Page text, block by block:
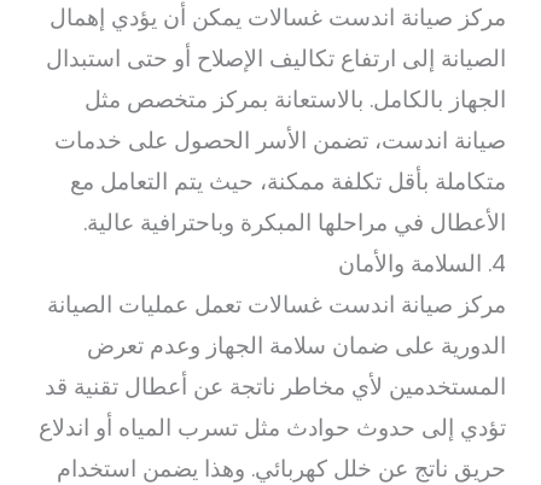
مركز صيانة اندست غسالات يمكن أن يؤدي إهمال
الصيانة إلى ارتفاع تكاليف الإصلاح أو حتى استبدال
الجهاز بالكامل. بالاستعانة بمركز متخصص مثل
صيانة اندست، تضمن الأسر الحصول على خدمات
متكاملة بأقل تكلفة ممكنة، حيث يتم التعامل مع
الأعطال في مراحلها المبكرة وباحترافية عالية.
4. السلامة والأمان
مركز صيانة اندست غسالات تعمل عمليات الصيانة
الدورية على ضمان سلامة الجهاز وعدم تعرض
المستخدمين لأي مخاطر ناتجة عن أعطال تقنية قد
تؤدي إلى حدوث حوادث مثل تسرب المياه أو اندلاع
حريق ناتج عن خلل كهربائي. وهذا يضمن استخدام